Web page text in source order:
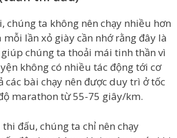
chúng ta không nên chạy nhiều hơn
lần xỏ giày cần nhớ rằng đây là
chúng ta thoải mái tinh thần vì
không có nhiều tác động tới cơ
các bài chạy nên được duy trì ở tốc
marathon từ 55-75 giây/km.
đấu, chúng ta chỉ nên chạy